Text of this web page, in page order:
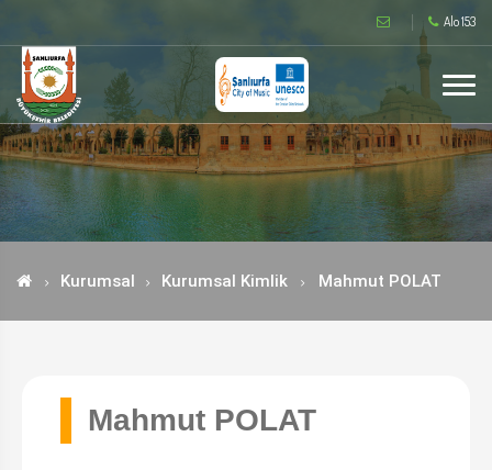
Alo 153
Kurumsal Kurumsal Kimlik Mahmut POLAT
Mahmut POLAT